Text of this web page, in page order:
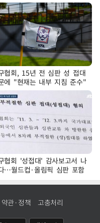
협회, 15년 전 심판 성 접대
에 "현재는 내부 지침 준수"
협회 '성접대' 감사보고서 나
…월드컵·올림픽 심판 포함
약관·정책 고충처리